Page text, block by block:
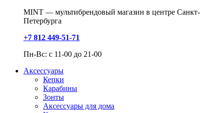
MINT — мультибрендовый магазин в центре Санкт-
Петербурга
+7 812 449-51-71
Пн-Вс: с 11-00 до 21-00
Аксессуары
Кепки
Карабины
Зонты
Аксессуары для дома